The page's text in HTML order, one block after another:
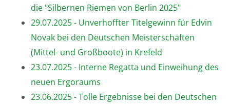
die "Silbernen Riemen von Berlin 2025"
29.07.2025 - Unverhoffter Titelgewinn für Edvin
Novak bei den Deutschen Meisterschaften
(Mittel- und Großboote) in Krefeld
23.07.2025 - Interne Regatta und Einweihung des
neuen Ergoraums
23.06.2025 - Tolle Ergebnisse bei den Deutschen